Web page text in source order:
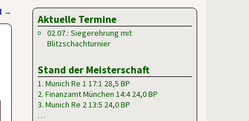
→
Aktuelle Termine
02.07.: Siegerehrung mit
Blitzschachturnier
Stand der Meisterschaft
1. Munich Re 1 17:1 28,5 BP
2. Finanzamt München 14:4 24,0 BP
3. Munich Re 2 13:5 24,0 BP
…